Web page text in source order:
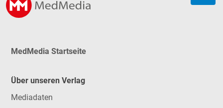
MedMedia Startseite
Über unseren Verlag
Mediadaten